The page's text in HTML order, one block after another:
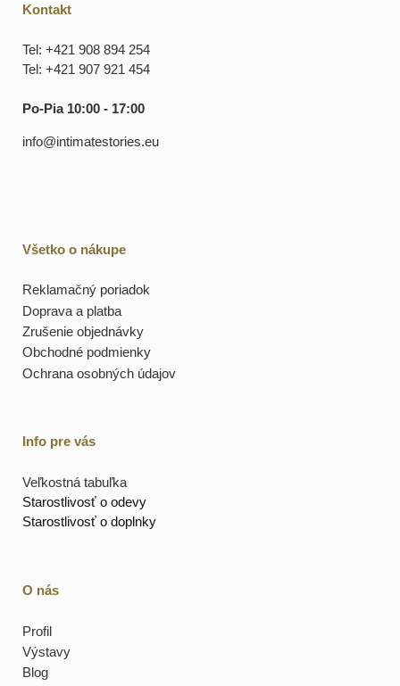
Kontakt
Tel: +421 908 894 254
Tel: +421 907 921 454
Po-Pia 10:00 - 17:00
info@intimatestories.eu
Všetko o nákupe
Reklamačný poriadok
Doprava a platba
Zrušenie objednávky
Obchodné podmienky
Ochrana osobných údajov
Info pre vás
Veľkostná tabuľka
Starostlivosť o odevy
Starostlivosť o doplnky
O nás
Profil
Výstavy
Blog